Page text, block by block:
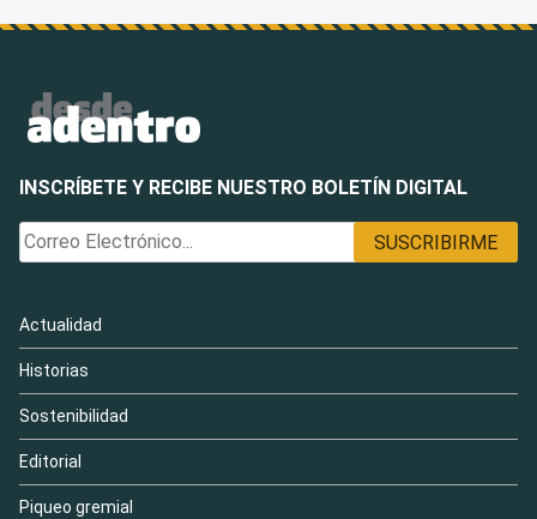
INSCRÍBETE Y RECIBE NUESTRO BOLETÍN DIGITAL
Actualidad
Historias
Sostenibilidad
Editorial
Piqueo gremial